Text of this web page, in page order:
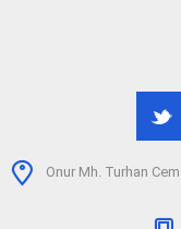
Onur Mh. Turhan